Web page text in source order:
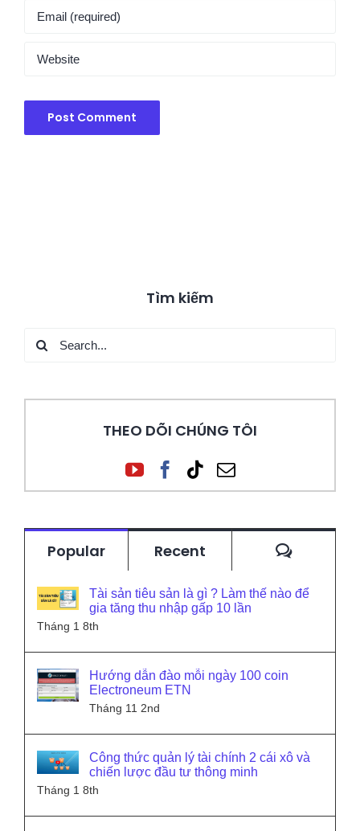
Tìm kiếm
Search
THEO DÕI CHÚNG TÔI
Popular Recent
Tài sản tiêu sản là gì ? Làm thế nào để
gia tăng thu nhập gấp 10 lần
Tháng 1 8th
Hướng dẫn đào mỗi ngày 100 coin
Electroneum ETN
Tháng 11 2nd
Công thức quản lý tài chính 2 cái xô và
chiến lược đầu tư thông minh
Tháng 1 8th